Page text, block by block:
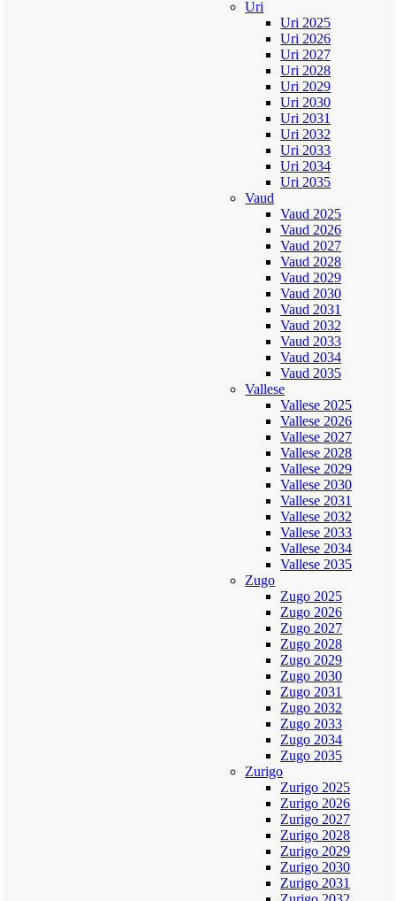
Uri
Uri 2025
Uri 2026
Uri 2027
Uri 2028
Uri 2029
Uri 2030
Uri 2031
Uri 2032
Uri 2033
Uri 2034
Uri 2035
Vaud
Vaud 2025
Vaud 2026
Vaud 2027
Vaud 2028
Vaud 2029
Vaud 2030
Vaud 2031
Vaud 2032
Vaud 2033
Vaud 2034
Vaud 2035
Vallese
Vallese 2025
Vallese 2026
Vallese 2027
Vallese 2028
Vallese 2029
Vallese 2030
Vallese 2031
Vallese 2032
Vallese 2033
Vallese 2034
Vallese 2035
Zugo
Zugo 2025
Zugo 2026
Zugo 2027
Zugo 2028
Zugo 2029
Zugo 2030
Zugo 2031
Zugo 2032
Zugo 2033
Zugo 2034
Zugo 2035
Zurigo
Zurigo 2025
Zurigo 2026
Zurigo 2027
Zurigo 2028
Zurigo 2029
Zurigo 2030
Zurigo 2031